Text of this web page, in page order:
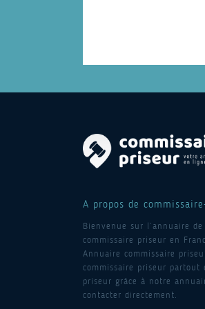
A propos de
Bienvenue sur l’annuaire
commissaire priseur en
Annuaire commissaire
commissaire priseur partout
priseur grâce à notre
contacter directement.